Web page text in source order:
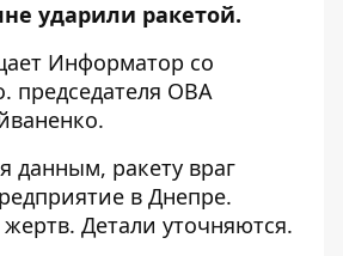
ударили ракетой.
Информатор со
председателя ОВА
.
ракету враг
в Днепре.
Детали уточняются.